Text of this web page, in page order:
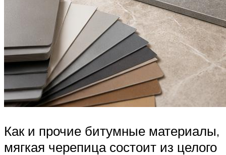
Как и прочие битумные материалы,
мягкая черепица состоит из целого